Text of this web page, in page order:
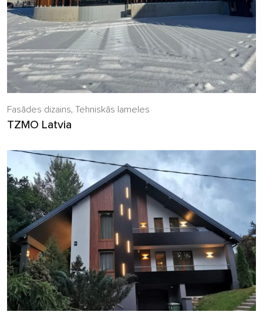
Fasādes dizains, Tehniskās lameles
TZMO Latvia